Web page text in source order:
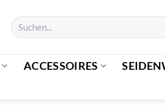
ACCESSOIRES